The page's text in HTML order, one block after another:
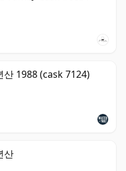
1988 (cask 7124)
산